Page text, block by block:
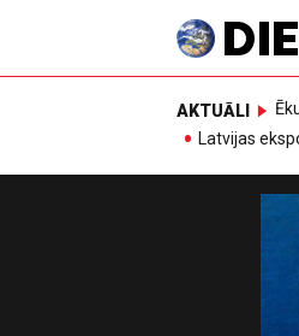
AKTUĀLI
Latvijas